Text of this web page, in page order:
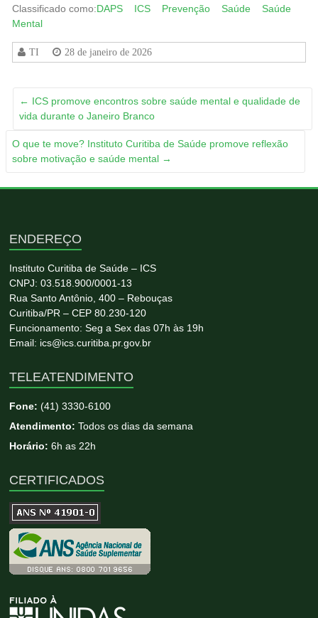
Classificado como:DAPS ICS Prevenção Saúde
Saúde
Mental
TI 28 de janeiro de 2026
← ICS promove encontros sobre saúde mental e qualidade de
vida durante o Janeiro Branco
O que te move? Instituto Curitiba de Saúde promove reflexão
sobre motivação e saúde mental →
ENDEREÇO
Instituto Curitiba de Saúde – ICS
CNPJ: 03.518.900/0001-13
Rua Santo Antônio, 400 – Rebouças
Curitiba/PR – CEP 80.230-120
Funcionamento: Seg a Sex das 07h às 19h
Email: ics@ics.curitiba.pr.gov.br
TELEATENDIMENTO
Fone:(41) 3330-6100
Atendimento: Todos os dias da semana
Horário: 6h as 22h
CERTIFICADOS